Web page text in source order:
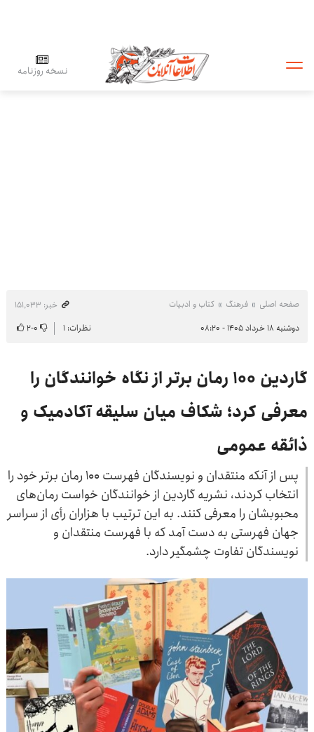
نسخه روزنامه
صفحه اصلی فرهنگ کتاب و ادبیات
خبر: ۱۵۱٬۰۳۳
دوشنبه ۱۸ خرداد ۱۴۰۵ - ۰۸:۲۰
نظرات: ۱ ۰-۲
گاردین ۱۰۰ رمان برتر از نگاه خوانندگان را
معرفی کرد؛ شکاف میان سلیقه آکادمیک و
ذائقه عمومی
پس از آنکه منتقدان و نویسندگان فهرست ۱۰۰ رمان برتر خود را
انتخاب کردند، نشریه گاردین از خوانندگان خواست رمان‌های
محبوبشان را معرفی کنند. به این ترتیب با هزاران رأی از سراسر
جهان فهرستی به دست آمد که با فهرست منتقدان و
نویسندگان تفاوت چشمگیر دارد.